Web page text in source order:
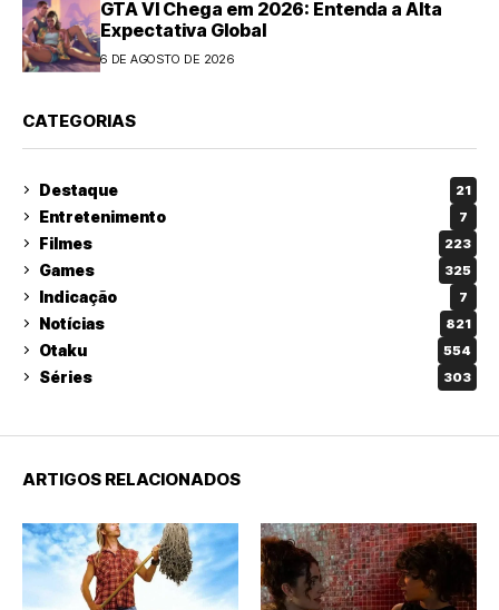
GTA VI Chega em 2026: Entenda a Alta
Expectativa Global
6 DE AGOSTO DE 2026
CATEGORIAS
Destaque 21
Entretenimento 7
Filmes 223
Games 325
Indicação 7
Notícias 821
Otaku 554
Séries 303
ARTIGOS RELACIONADOS